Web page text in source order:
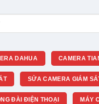
DAHUA CAMERA
SỬA CAMERA GIÁM
ĐÀI ĐIỆN THOẠI MÁY